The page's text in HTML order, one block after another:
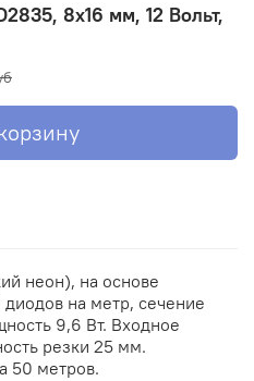
8х16 мм, 12 Вольт,
неон), на основе
на метр, сечение
9,6 Вт. Входное
резки 25 мм.
50 метров.